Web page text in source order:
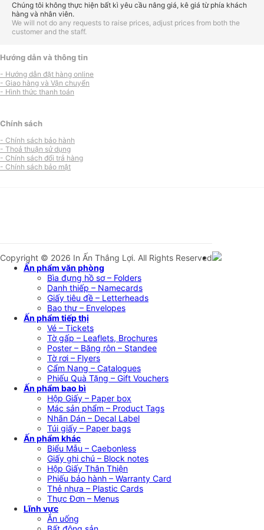
Chúng tôi không thực hiện bất kì yêu cầu nâng giá, kê giá từ phía khách
hàng và nhân viên.
We will not do any requests to raise prices, adjust prices from both the
customer and the staff.
Hướng dẫn và thông tin
- Hướng dẫn đặt hàng online
- Giao hàng và Vận chuyển
- Hình thức thanh toán
Chính sách
- Chính sách bảo hành
- Thoả thuận sử dụng
- Chính sách đổi trả hàng
- Chính sách bảo mật
Copyright © 2026 In Ấn Thắng Lợi. All Rights Reserved
Ấn phẩm văn phòng
Bìa đựng hồ sơ – Folders
Danh thiếp – Namecards
Giấy tiêu đề – Letterheads
Bao thư – Envelopes
Ấn phẩm tiếp thị
Vé – Tickets
Tờ gấp – Leaflets, Brochures
Poster – Băng rôn – Standee
Tờ rơi – Flyers
Cẩm Nang – Catalogues
Phiếu Quà Tặng – Gift Vouchers
Ấn phẩm bao bì
Hộp Giấy – Paper box
Mác sản phẩm – Product Tags
Nhãn Dán – Decal Label
Túi giấy – Paper bags
Ấn phẩm khác
Biểu Mẫu – Caebonless
Giấy ghi chú – Block notes
Hộp Giấy Thân Thiện
Phiếu bảo hành – Warranty Card
Thẻ nhựa – Plastic Cards
Thực Đơn – Menus
Lĩnh vực
Ăn uống